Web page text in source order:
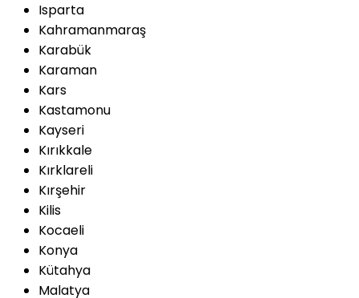
Isparta
Kahramanmaraş
Karabük
Karaman
Kars
Kastamonu
Kayseri
Kırıkkale
Kırklareli
Kırşehir
Kilis
Kocaeli
Konya
Kütahya
Malatya